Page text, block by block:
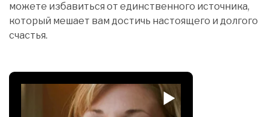
можете избавиться от единственного источника,
который мешает вам достичь настоящего и долгого
счастья.